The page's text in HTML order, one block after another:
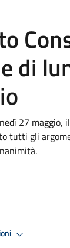
di
27 maggio,
tutti gli